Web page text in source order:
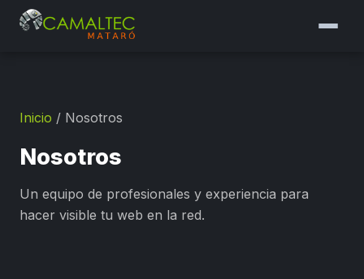
Inicio / Nosotros
Nosotros
Un equipo de profesionales y experiencia para
hacer visible tu web en la red.